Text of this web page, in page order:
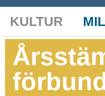
KULTUR